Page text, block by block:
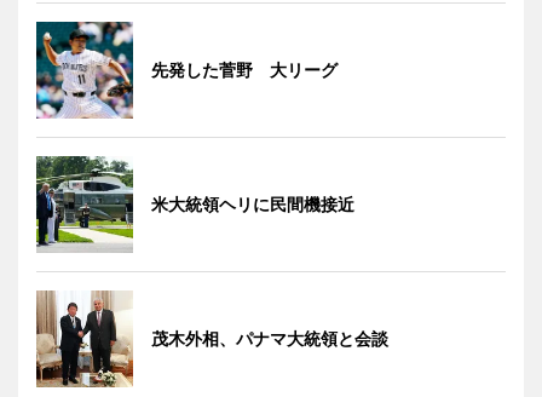
先発した菅野 大リーグ
米大統領ヘリに民間機接近
茂木外相、パナマ大統領と会談